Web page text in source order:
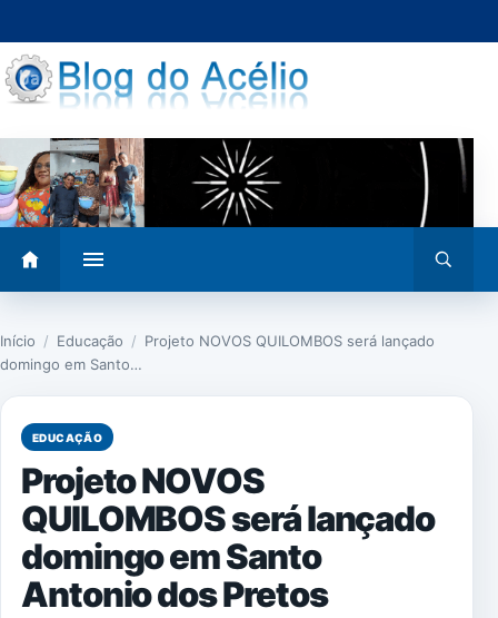
para
o
conteúdo
menu
busca
Início / Educação / Projeto NOVOS QUILOMBOS será lançado
domingo em Santo…
EDUCAÇÃO
Projeto NOVOS
QUILOMBOS será lançado
domingo em Santo
Antonio dos Pretos